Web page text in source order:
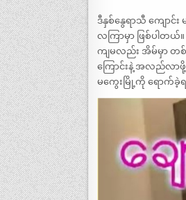
ဒီနှစ်နွေရာသီ ကျော
လကြာမှာ ဖြစ်ပါတ
ကျမလည်း အိမ်မှာ တစ်
ကြောင်းနဲ့ အလည်လာ
မကွေးမြို့ကို ရောက်ခဲ့